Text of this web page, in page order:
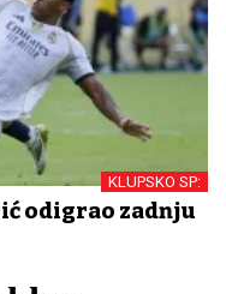
KLUPSKO SP:
odigrao zadnju